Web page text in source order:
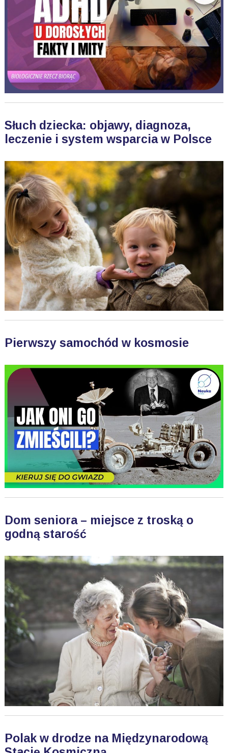
Słuch dziecka: objawy, diagnoza,
leczenie i system wsparcia w Polsce
Pierwszy samochód w kosmosie
Dom seniora – miejsce z troską o
godną starość
Polak w drodze na Międzynarodową